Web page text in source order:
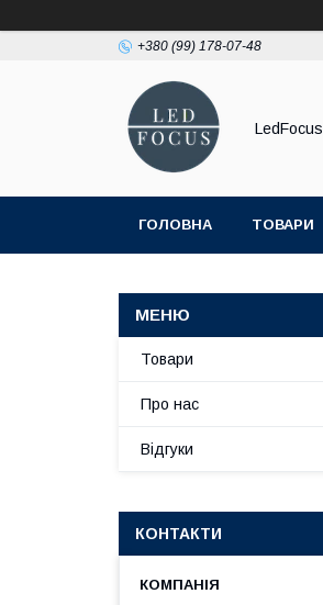
+380 (99) 178-07-48
LedFocus
ГОЛОВНА ТОВАРИ
Товари
Про нас
Відгуки
КОНТАКТИ